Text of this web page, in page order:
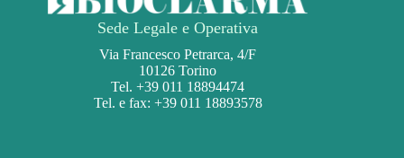
Sede Legale e Operativa
Via Francesco Petrarca, 4/F
10126 Torino
Tel. +39 011 18894474
Tel. e fax: +39 011 18893578